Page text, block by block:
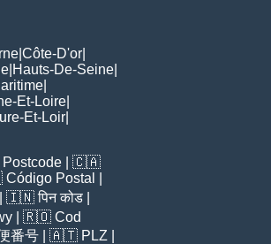
Côte-D'or
Hauts-De-Seine
Et-Loire
Et-Loir
Postcode | 🇨🇦
Código Postal
| 🇮🇳पिन कोड
| 🇷🇴 Cod
番号 | 🇦🇹 PLZ